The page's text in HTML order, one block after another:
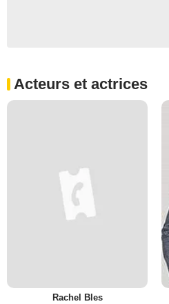
Acteurs et actrices
Rachel Bles